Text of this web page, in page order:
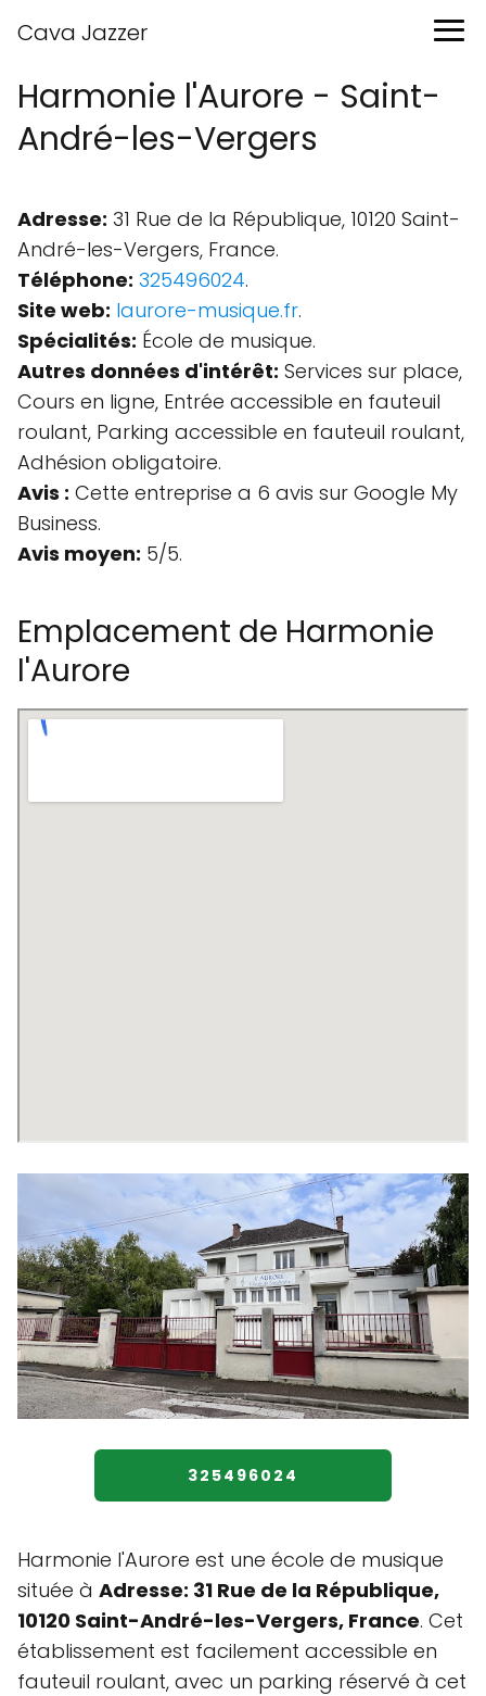
Cava Jazzer
Harmonie l'Aurore - Saint-
André-les-Vergers
Adresse: 31 Rue de la République, 10120 Saint-
André-les-Vergers, France.
Téléphone: 325496024.
Site web: laurore-musique.fr.
Spécialités: École de musique.
Autres données d'intérêt: Services sur place,
Cours en ligne, Entrée accessible en fauteuil
roulant, Parking accessible en fauteuil roulant,
Adhésion obligatoire.
Avis : Cette entreprise a 6 avis sur Google My
Business.
Avis moyen: 5/5.
Emplacement de Harmonie
l'Aurore
325496024
Harmonie l'Aurore est une école de musique
située à Adresse: 31 Rue de la République,
10120 Saint-André-les-Vergers, France. Cet
établissement est facilement accessible en
fauteuil roulant, avec un parking réservé à cet